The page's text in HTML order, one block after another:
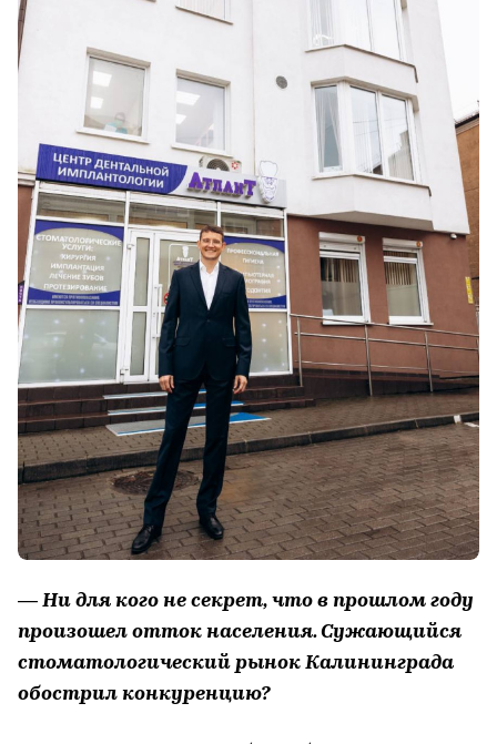
— Ни для кого не секрет, что в прошлом году
произошел отток населения. Сужающийся
стоматологический рынок Калининграда
обострил конкуренцию?